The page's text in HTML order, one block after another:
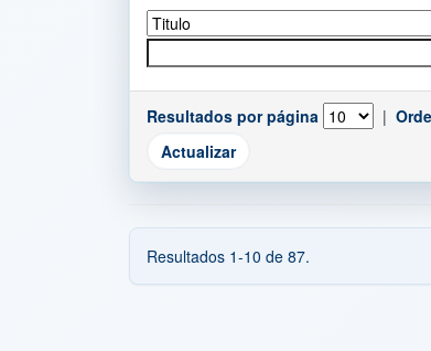
Resultados por página |
Resultados 1-10 de 87.